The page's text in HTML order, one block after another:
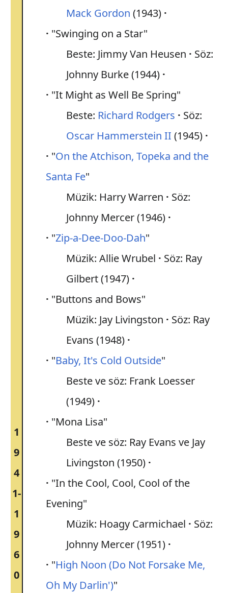
1
9
4
1-
1
9
6
0
Mack Gordon (1943)
"Swinging on a Star"
Beste: Jimmy Van Heusen
Söz:
Johnny Burke (1944)
"It Might as Well Be Spring"
Beste: Richard Rodgers
Söz:
Oscar Hammerstein II (1945)
"On the Atchison, Topeka and the
Santa Fe"
Müzik: Harry Warren
Söz:
Johnny Mercer (1946)
"Zip-a-Dee-Doo-Dah"
Müzik: Allie Wrubel
Söz: Ray
Gilbert (1947)
"Buttons and Bows"
Müzik: Jay Livingston
Söz: Ray
Evans (1948)
"Baby, It's Cold Outside"
Beste ve söz: Frank Loesser
(1949)
"Mona Lisa"
Beste ve söz: Ray Evans ve Jay
Livingston (1950)
"In the Cool, Cool, Cool of the
Evening"
Müzik: Hoagy Carmichael
Söz:
Johnny Mercer (1951)
"High Noon (Do Not Forsake Me,
Oh My Darlin')"